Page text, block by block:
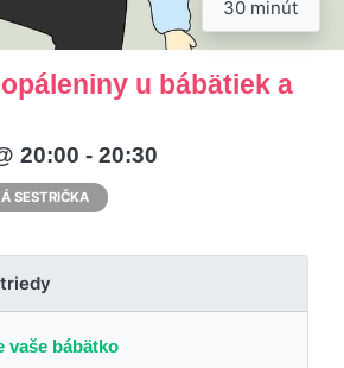
30 minút
u bábätiek a
20:00 - 20:30
SESTRIČKA
vaše bábätko